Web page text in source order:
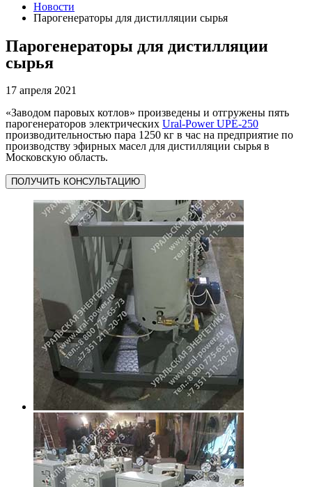
Новости
Парогенераторы для дистилляции сырья
Парогенераторы для дистилляции
сырья
17 апреля 2021
«Заводом паровых котлов» произведены и отгружены пять
парогенераторов электрических Ural-Power UPE-250
производительностью пара 1250 кг в час на предприятие по
производству эфирных масел для дистилляции сырья в
Московскую область.
ПОЛУЧИТЬ КОНСУЛЬТАЦИЮ